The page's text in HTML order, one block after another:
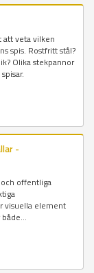
veta vilken
spis. Rostfritt stål?
Olika stekpannor
-
offentliga
visuella element